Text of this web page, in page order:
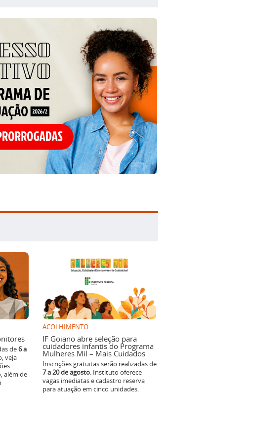
de6 a
veja
além de
ACOLHIMENTO
IF Goiano abre seleção para
cuidadores infantis do Programa
Mulheres Mil – Mais Cuidados
Inscrições gratuitas serão realizadas de
7 a 20 de agosto. Instituto oferece
vagas imediatas e cadastro reserva
para atuação em cinco unidades.